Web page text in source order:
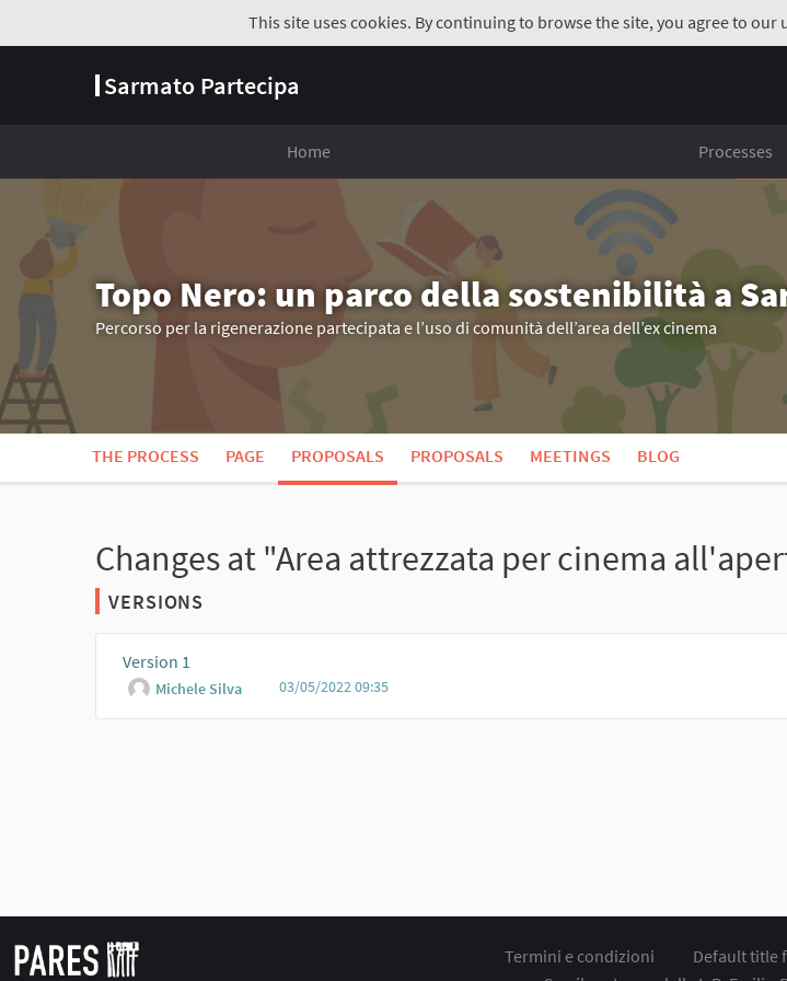
This site uses cookies. By continuing to browse the site, you agree to our
Sarmato Partecipa
Home Processes
Topo Nero: un parco della sostenibilità a
Percorso per la rigenerazione partecipata e l’uso di comunità dell’area dell’ex cinema
THE PROCESS PAGE PROPOSALS PROPOSALS MEETINGS BLOG
Changes at "Area attrezzata per cinema
VERSIONS
Version 1
Michele Silva 03/05/2022 09:35
Termini e condizioni
Default title